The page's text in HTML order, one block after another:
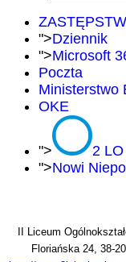
">Dziennik
">Microsoft
Poczta
Ministerstwo
OKE
">
2 LO
">Nowi
II Liceum
Floriańska 24, 38-